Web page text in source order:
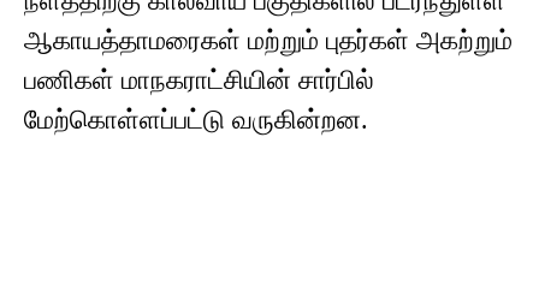
ஆகாயத்தாமரைகள் மற்றும் புதர்கள் அகற்றும்
பணிகள் மாநகராட்சியின் சார்பில்
மேற்கொள்ளப்பட்டு வருகின்றன.